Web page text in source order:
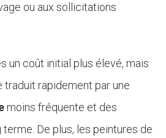
ou aux sollicitations
un coût initial plus élevé, mais
rapidement par une
moins fréquente et des
De plus, les peintures de